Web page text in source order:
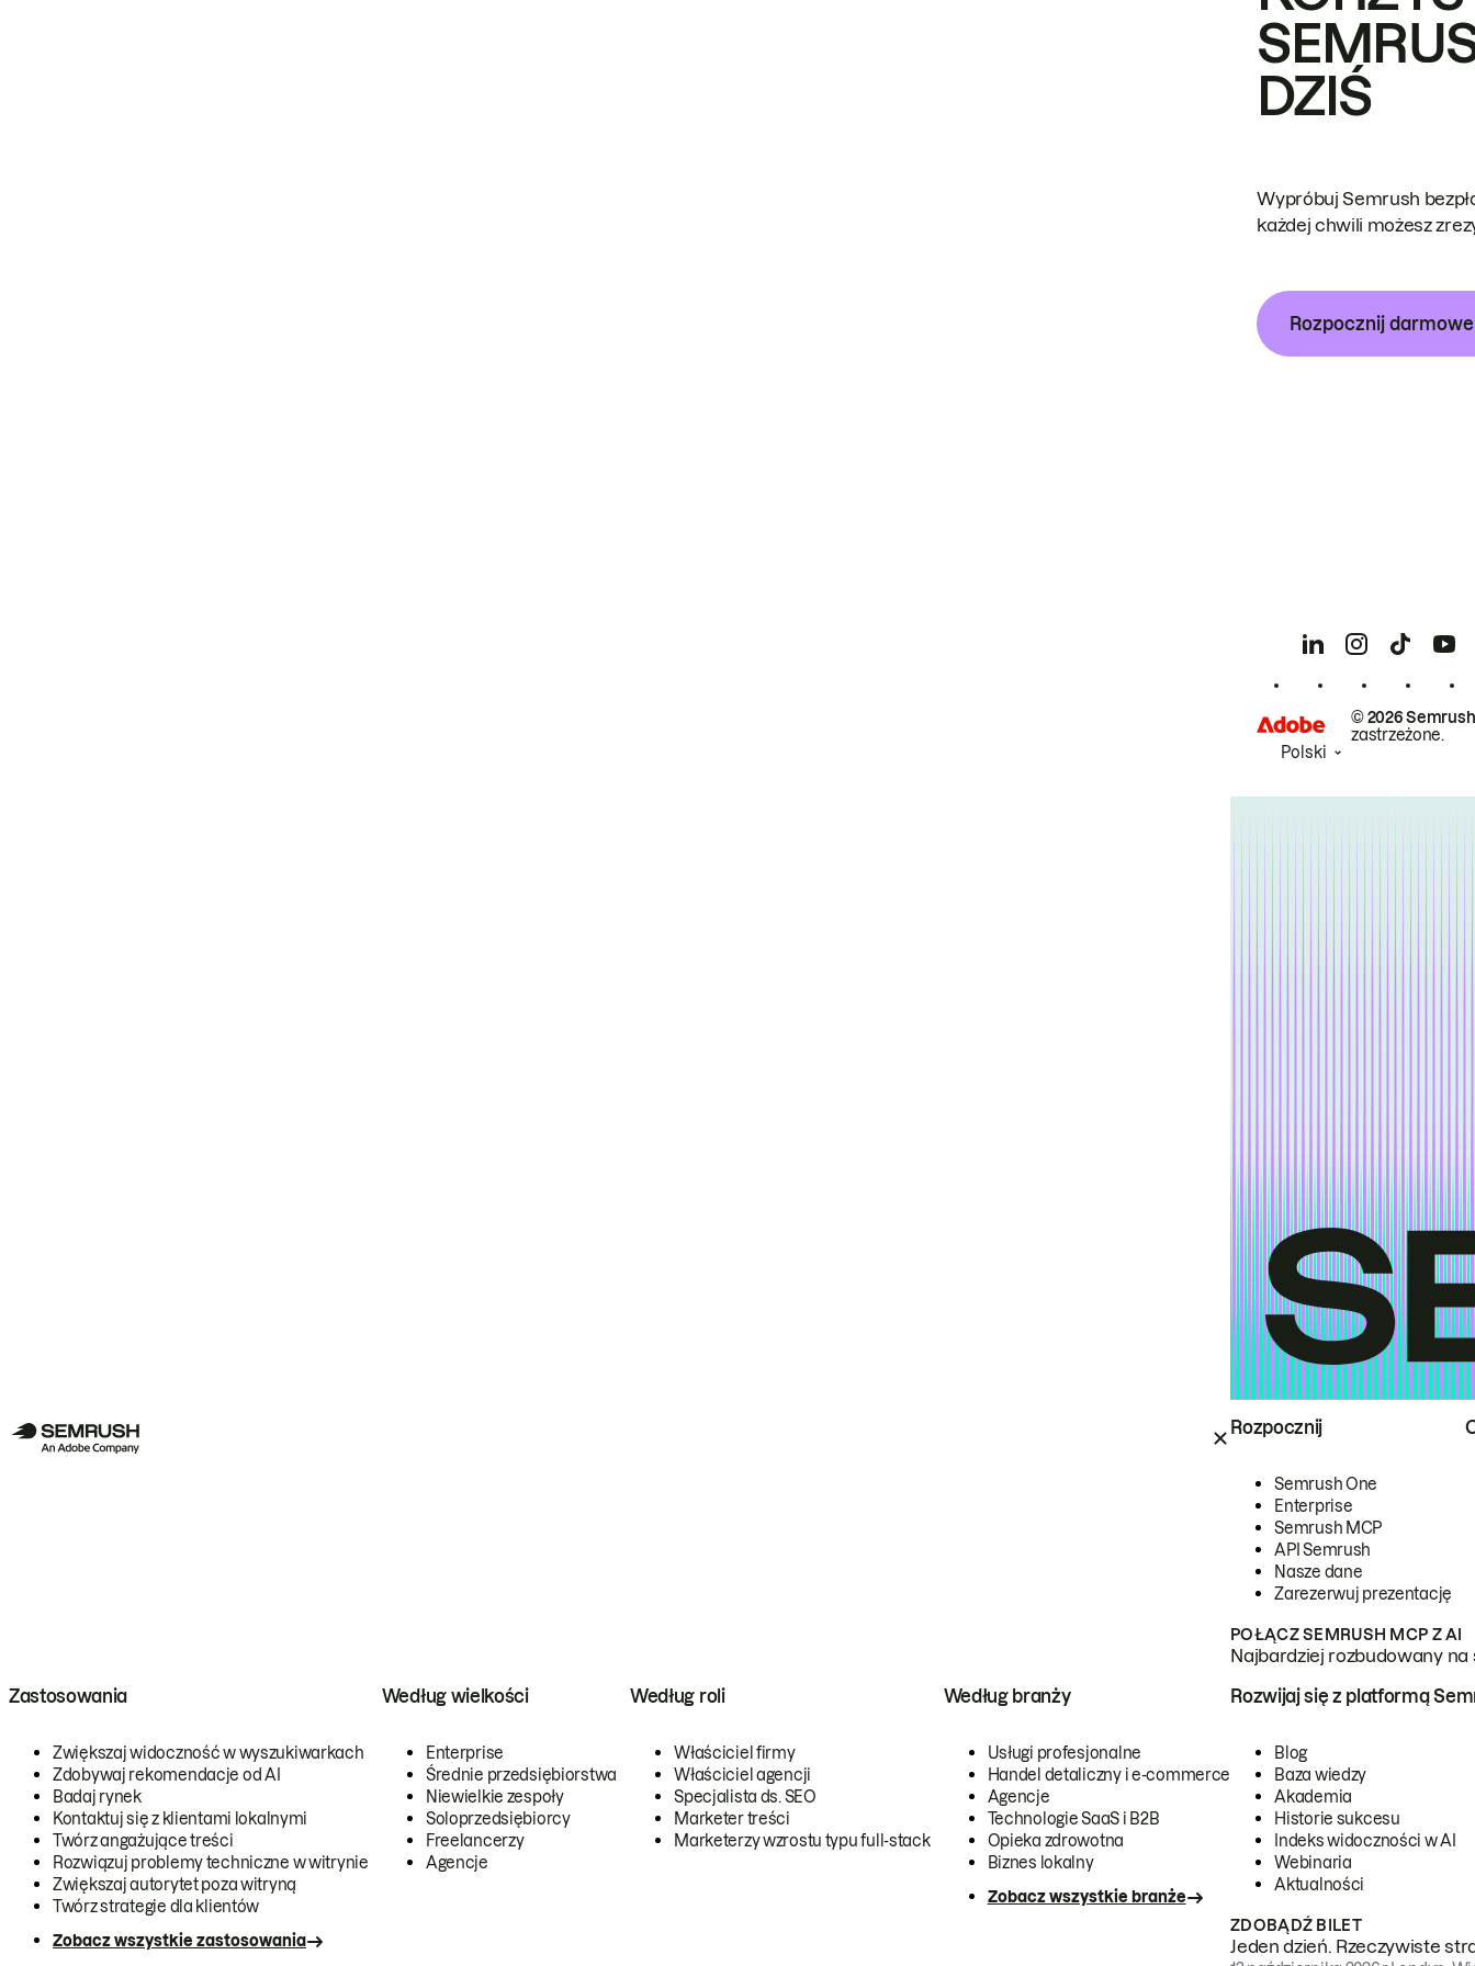
Rozpocznij
Semrush One
Enterprise
Semrush MCP
API Semrush
Nasze dane
Zarezerwuj prezentację
POŁĄCZ SEMRUSH MCP Z AI
Najbardziej rozbudowany
Zastosowania
Zwiększaj widoczność w wyszukiwarkach
Zdobywaj rekomendacje od AI
Badaj rynek
Kontaktuj się z klientami lokalnymi
Twórz angażujące treści
Rozwiązuj problemy techniczne w witrynie
Zwiększaj autorytet poza witryną
Twórz strategie dla klientów
Zobacz wszystkie zastosowania
Według wielkości
Enterprise
Średnie przedsiębiorstwa
Niewielkie zespoły
Soloprzedsiębiorcy
Freelancerzy
Agencje
Według roli
Właściciel firmy
Właściciel agencji
Specjalista ds. SEO
Marketer treści
Marketerzy wzrostu typu full-stack
Według branży
Usługi profesjonalne
Handel detaliczny i e-commerce
Agencje
Technologie SaaS i B2B
Opieka zdrowotna
Biznes lokalny
Zobacz wszystkie branże
Rozwijaj się z platformą
Blog
Baza wiedzy
Akademia
Historie sukcesu
Indeks widoczności w AI
Webinaria
Aktualności
ZDOBĄDŹ BILET
Jeden dzień. Rzeczywiste
DZIŚ
Wypróbuj Semrush
każdej chwili możesz
Rozpocznij
© 2026
zastrzeżone.
Polski